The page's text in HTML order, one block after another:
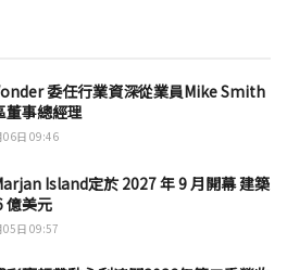
委任行業資深從業員Mike Smith
董事總經理
日 09:46
Island定於 2027 年 9 月開幕 建築
億美元
日 09:57